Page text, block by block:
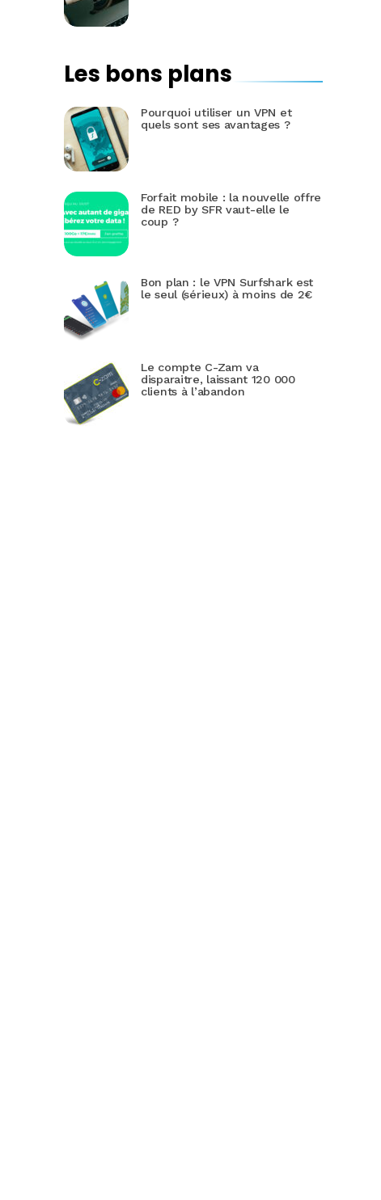
Les bons plans
Pourquoi utiliser un VPN et
quels sont ses avantages ?
Forfait mobile : la nouvelle offre
de RED by SFR vaut-elle le
coup ?
Bon plan : le VPN Surfshark est
le seul (sérieux) à moins de 2€
Le compte C-Zam va
disparaitre, laissant 120 000
clients à l’abandon